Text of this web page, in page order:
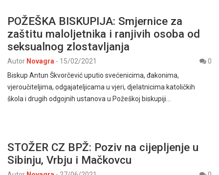
POŽEŠKA BISKUPIJA: Smjernice za
zaštitu maloljetnika i ranjivih osoba od
seksualnog zlostavljanja
Autor Novagra - 15/02/2021
0
Biskup Antun Škvorčević uputio svećenicima, đakonima,
vjeroučiteljima, odgajateljicama u vjeri, djelatnicima katoličkih
škola i drugih odgojnih ustanova u Požeškoj biskupiji…
STOŽER CZ BPŽ: Poziv na cijepljenje u
Sibinju, Vrbju i Mačkovcu